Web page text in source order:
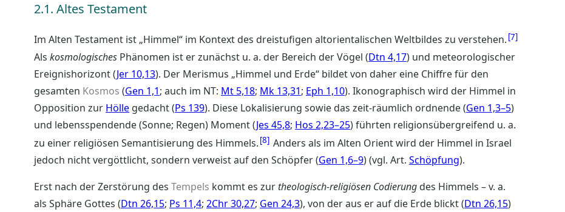
2.1. Altes Testament
Im Alten Testament ist „Himmel“ im Kontext des dreistufigen altorientalischen Weltbildes zu verstehen. 7
Als kosmologisches Phänomen ist er zunächst u. a. der Bereich der Vögel (Dtn 4,17) und meteorologischer
Ereignishorizont (Jer 10,13). Der Merismus „Himmel und Erde“ bildet von daher eine Chiffre für den
gesamten Kosmos (Gen 1,1; auch im NT: Mt 5,18; Mk 13,31; Eph 1,10). Ikonographisch wird der Himmel in
Opposition zur Hölle gedacht (Ps 139). Diese Lokalisierung sowie das zeit-räumlich ordnende (Gen 1,3–5)
und lebensspendende (Sonne; Regen) Moment (Jes 45,8; Hos 2,23–25) führten religionsübergreifend u. a.
zu einer religiösen Semantisierung des Himmels. 8
Anders als im Alten Orient wird der Himmel in Israel
jedoch nicht vergöttlicht, sondern verweist auf den Schöpfer (Gen 1,6–9) (vgl. Art. Schöpfung).
Erst nach der Zerstörung des Tempels kommt es zur theologisch-religiösen Codierungdes Himmels – v. a.
als Sphäre Gottes (Dtn 26,15; Ps 11,4; 2Chr 30,27; Gen 24,3), von der aus er auf die Erde blickt (Dtn 26,15)